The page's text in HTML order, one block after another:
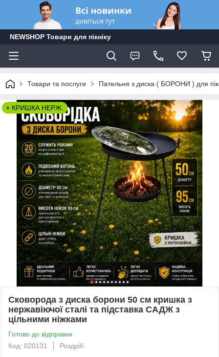
NEWSHOP Товари для пікніку
Товари та послуги Пательня з диска ( БОРОНИ ) для
+ КРИШКА НЕРЖ.
Сковорода з диска борони 50 см кришка з
нержавіючої сталі та підставка САДЖ з
цільними ніжками
Готово до відправки
Код: 020131
Роздріб